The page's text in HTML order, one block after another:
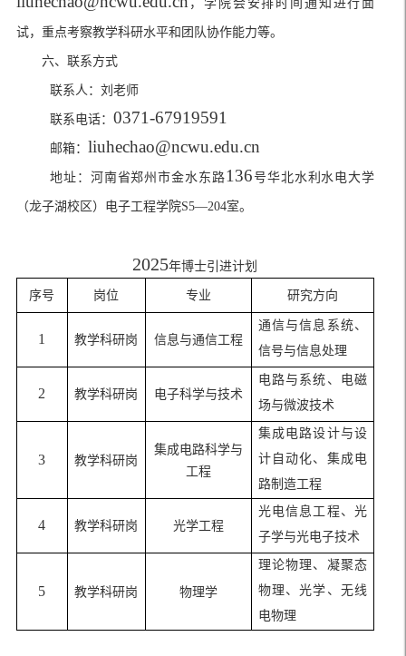
，学院会安排时间通知进行面
试，重点考察教学科研水平和团队协作能力等。
六、 联系方式
联系人：刘老师
联系电话： 0371-67919591
邮箱： liuhechao@ncwu.edu.cn
地址：河南省郑州市金水东路136号华北水利水电大学
（龙子湖校区）电子工程学院S5—204室。
2025年博士引进计划
序号 岗位 专业 研究方向
1 教学科研岗 信息与通信工程
通信与信息系统、
信号与信息处理
2 教学科研岗 电子科学与技术
电路与系统、电磁
场与微波技术
3 教学科研岗
集成电路科学与
工程
集成电路设计与设
计自动化、集成电
路制造工程
4 教学科研岗 光学工程
光电信息工程、光
子学与光电子技术
5 教学科研岗 物理学
理论物理、凝聚态
物理、光学、无线
电物理